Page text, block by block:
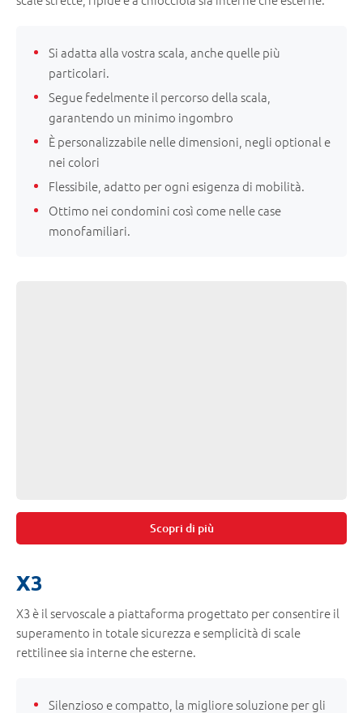
Si adatta alla vostra scala, anche quelle più
particolari.
Segue fedelmente il percorso della scala,
garantendo un minimo ingombro
È personalizzabile nelle dimensioni, negli optional e
nei colori
Flessibile, adatto per ogni esigenza di mobilità.
Ottimo nei condomini così come nelle case
monofamiliari.
Scopri di più
X3
X3 è il servoscale a piattaforma progettato per consentire il
superamento in totale sicurezza e semplicità di scale
rettilinee sia interne che esterne.
Silenzioso e compatto, la migliore soluzione per gli